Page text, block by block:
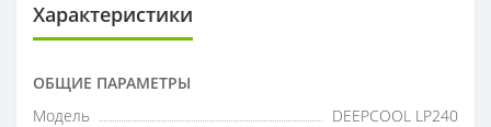
Характеристики
ОБЩИЕ ПАРАМЕТРЫ
Модель
DEEPCOOL LP240